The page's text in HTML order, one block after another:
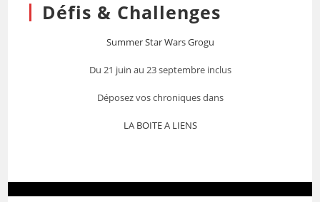
Défis & Challenges
Summer Star Wars Grogu
Du 21 juin au 23 septembre inclus
Déposez vos chroniques dans
LA BOITE A LIENS